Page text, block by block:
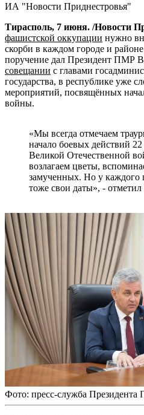
ИА "Новости Приднестровья"
Тирасполь, 7 июня. /Новости
фашистской оккупации нужно
скорби в каждом городе и
поручение дал Президент ПМР
совещании с главами
государства, в республике уже
мероприятий, посвящённых
войны.
«Мы всегда отмечаем
начало боевых действий
Великой Отечественной
возлагаем цветы,
замученных. Но у каждого
тоже свои даты», - отметил
Фото: пресс-служба